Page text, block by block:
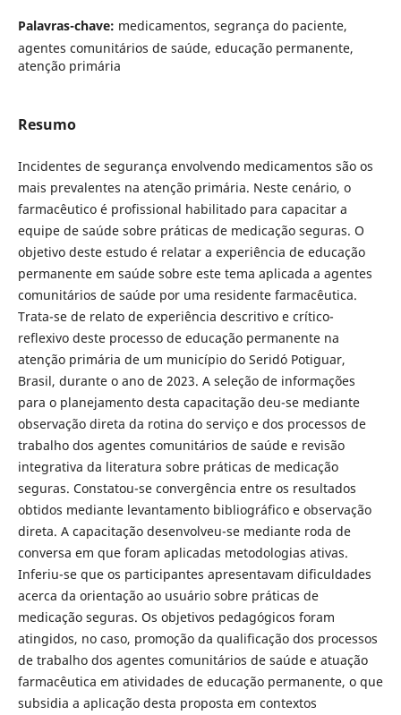
Palavras-chave: medicamentos, segrança do paciente,
agentes comunitários de saúde, educação permanente,
atenção primária
Resumo
Incidentes de segurança envolvendo medicamentos são os
mais prevalentes na atenção primária. Neste cenário, o
farmacêutico é profissional habilitado para capacitar a
equipe de saúde sobre práticas de medicação seguras. O
objetivo deste estudo é relatar a experiência de educação
permanente em saúde sobre este tema aplicada a agentes
comunitários de saúde por uma residente farmacêutica.
Trata-se de relato de experiência descritivo e crítico-
reflexivo deste processo de educação permanente na
atenção primária de um município do Seridó Potiguar,
Brasil, durante o ano de 2023. A seleção de informações
para o planejamento desta capacitação deu-se mediante
observação direta da rotina do serviço e dos processos de
trabalho dos agentes comunitários de saúde e revisão
integrativa da literatura sobre práticas de medicação
seguras. Constatou-se convergência entre os resultados
obtidos mediante levantamento bibliográfico e observação
direta. A capacitação desenvolveu-se mediante roda de
conversa em que foram aplicadas metodologias ativas.
Inferiu-se que os participantes apresentavam dificuldades
acerca da orientação ao usuário sobre práticas de
medicação seguras. Os objetivos pedagógicos foram
atingidos, no caso, promoção da qualificação dos processos
de trabalho dos agentes comunitários de saúde e atuação
farmacêutica em atividades de educação permanente, o que
subsidia a aplicação desta proposta em contextos